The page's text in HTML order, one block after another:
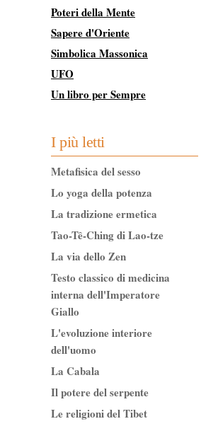
Poteri della Mente
Sapere d'Oriente
Simbolica Massonica
UFO
Un libro per Sempre
I più letti
Metafisica del sesso
Lo yoga della potenza
La tradizione ermetica
Tao-Tê-Ching di Lao-tze
La via dello Zen
Testo classico di medicina
interna dell'Imperatore
Giallo
L'evoluzione interiore
dell'uomo
La Cabala
Il potere del serpente
Le religioni del Tibet